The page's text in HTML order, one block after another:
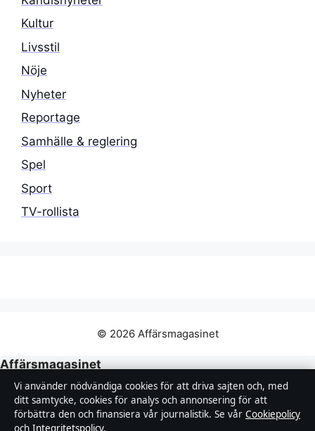
Kultur
Livsstil
Nöje
Nyheter
Reportage
Samhälle & reglering
Spel
Sport
TV-rollista
© 2026 Affärsmagasinet
Affärsmagasinet
Film, tv, kultur och nöjesnyheter med tydliga bylines
och redaktionell transparens.
Vi använder nödvändiga cookies för att driva sajten och, med
ditt samtycke, cookies för analys och annonsering för att
förbättra den och finansiera vår journalistik. Se vår Cookiepolicy
och Integritetspolicy.